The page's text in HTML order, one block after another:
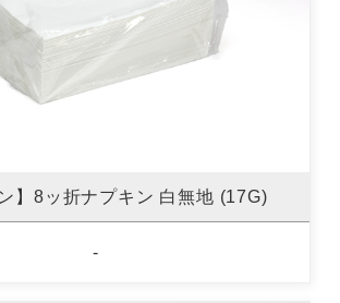
ン】8ッ折ナプキン 白無地 (17G)
-